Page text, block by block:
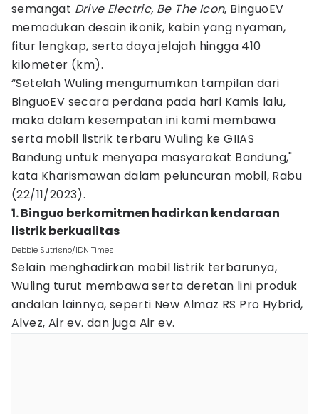
semangat Drive Electric, Be The Icon, BinguoEV
memadukan desain ikonik, kabin yang nyaman,
fitur lengkap, serta daya jelajah hingga 410
kilometer (km).
“Setelah Wuling mengumumkan tampilan dari
BinguoEV secara perdana pada hari Kamis lalu,
maka dalam kesempatan ini kami membawa
serta mobil listrik terbaru Wuling ke GIIAS
Bandung untuk menyapa masyarakat Bandung,"
kata Kharismawan dalam peluncuran mobil, Rabu
(22/11/2023).
1. Binguo berkomitmen hadirkan kendaraan
listrik berkualitas
Debbie Sutrisno/IDN Times
Selain menghadirkan mobil listrik terbarunya,
Wuling turut membawa serta deretan lini produk
andalan lainnya, seperti New Almaz RS Pro Hybrid,
Alvez, Air ev. dan juga Air ev.